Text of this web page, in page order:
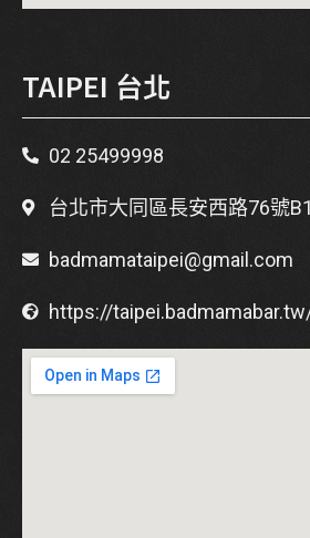
TAIPEI 台北
02 25499998
台北市大同區長安西路76號
badmamataipei@gmail.com
https://